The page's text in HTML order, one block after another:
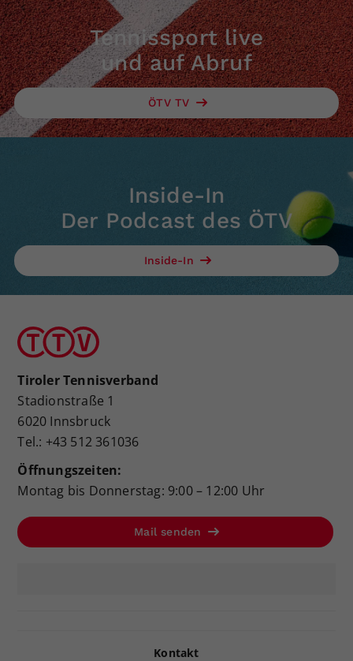
Tennissport live
und auf Abruf
ÖTV TV
Inside-In
Der Podcast des ÖTV
Inside-In
Tiroler Tennisverband
Stadionstraße 1
6020 Innsbruck
Tel.: +43 512 361036
Öffnungszeiten:
Montag bis Donnerstag: 9:00 – 12:00 Uhr
Mail senden
Kontakt